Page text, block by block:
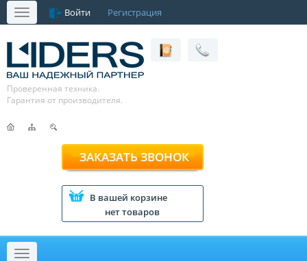
Меню Войти Регистрация
Проверенная техника.
Гарантия от производителя.
ЗАКАЗАТЬ ЗВОНОК
В вашей корзине
нет товаров
Меню